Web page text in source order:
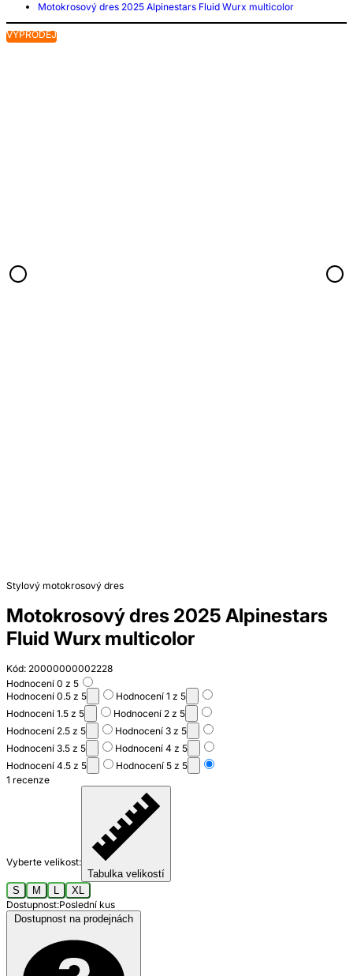
Motokrosový dres 2025 Alpinestars Fluid Wurx multicolor
VÝPRODEJ
Stylový motokrosový dres
Motokrosový dres 2025 Alpinestars
Fluid Wurx multicolor
Kód: 20000000002228
Hodnocení 0 z 5
Hodnocení 0.5 z 5
Hodnocení 1 z 5
Hodnocení 1.5 z 5
Hodnocení 2 z 5
Hodnocení 2.5 z 5
Hodnocení 3 z 5
Hodnocení 3.5 z 5
Hodnocení 4 z 5
Hodnocení 4.5 z 5
Hodnocení 5 z 5
1 recenze
Vyberte velikost:
Tabulka velikostí
S
M L
XL
Dostupnost:Poslední kus